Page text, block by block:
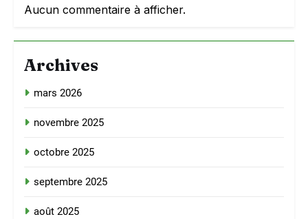
Aucun commentaire à afficher.
Archives
mars 2026
novembre 2025
octobre 2025
septembre 2025
août 2025